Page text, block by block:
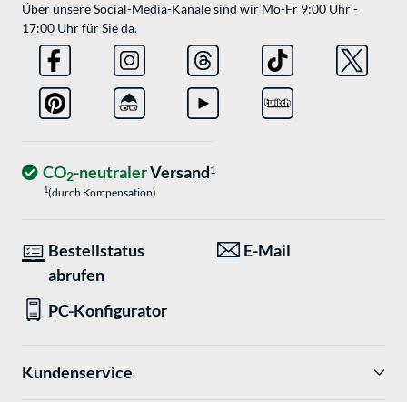
Über unsere Social-Media-Kanäle sind wir Mo-Fr 9:00 Uhr -
17:00 Uhr für Sie da.
CO2-neutralerVersand1
1(durch Kompensation)
Bestellstatus
abrufen
E-Mail
PC-Konfigurator
Kundenservice